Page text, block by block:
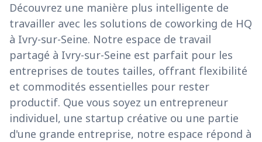
Découvrez une manière plus intelligente de
travailler avec les solutions de coworking de HQ
à Ivry-sur-Seine. Notre espace de travail
partagé à Ivry-sur-Seine est parfait pour les
entreprises de toutes tailles, offrant flexibilité
et commodités essentielles pour rester
productif. Que vous soyez un entrepreneur
individuel, une startup créative ou une partie
d'une grande entreprise, notre espace répond à